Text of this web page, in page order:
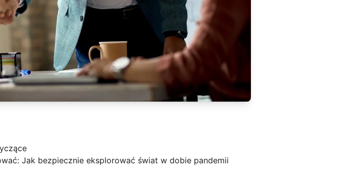
Jak bezpiecznie eksplorować świat w dobie pandemii